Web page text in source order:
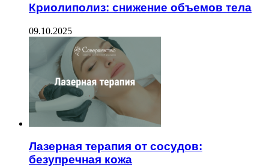
Криолиполиз: снижение объемов тела
09.10.2025
Лазерная терапия от сосудов:
безупречная кожа